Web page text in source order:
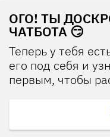
ОГО! ТЫ
ЧАТБОТА 😏
Теперь у тебя
его под себя и
первым, чтобы